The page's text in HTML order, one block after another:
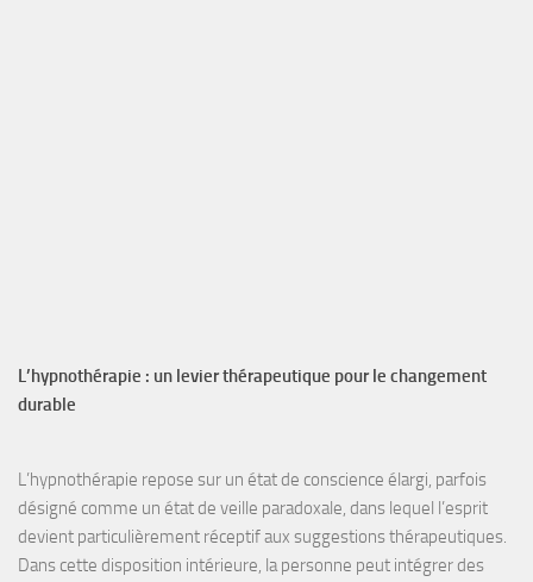
L’hypnothérapie : un levier thérapeutique pour le changement
durable
L’hypnothérapie repose sur un état de conscience élargi, parfois
désigné comme un état de veille paradoxale, dans lequel l’esprit
devient particulièrement réceptif aux suggestionsthérapeutiques.
Dans cette disposition intérieure, la personne peut intégrer des